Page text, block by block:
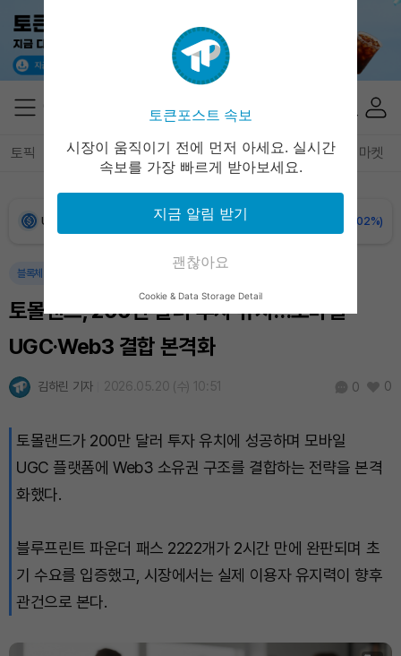
토픽 전체기사 암호화폐 블록체인 테크 경제 마켓
Bitcoin (BTC) (-0.31%)
₩845,835
USDC (USDC) (-0.02%)
XRP (XRP)
Solana (SOL) ₩107,043(+1.84%)
TRON (TRX)
Dogecoin (DOGE) ₩98.61(-0.10%)
Bitcoin (BTC)
블록체인
토몰랜드, 200만 달러 투자 유치…모바일
UGC·Web3 결합 본격화
김하린 기자 2026.05.20 (수) 10:51 0 0
토몰랜드가 200만 달러 투자 유치에 성공하며 모바일
UGC 플랫폼에 Web3 소유권 구조를 결합하는 전략을 본격
화했다.
블루프린트 파운더 패스 2222개가 2시간 만에 완판되며 초
기 수요를 입증했고, 시장에서는 실제 이용자 유지력이 향후
관건으로 본다.
토큰포스트 속보
시장이 움직이기 전에 먼저 아세요. 실시간
속보를 가장 빠르게 받아보세요.
지금 알림 받기
괜찮아요
Cookie & Data Storage Detail